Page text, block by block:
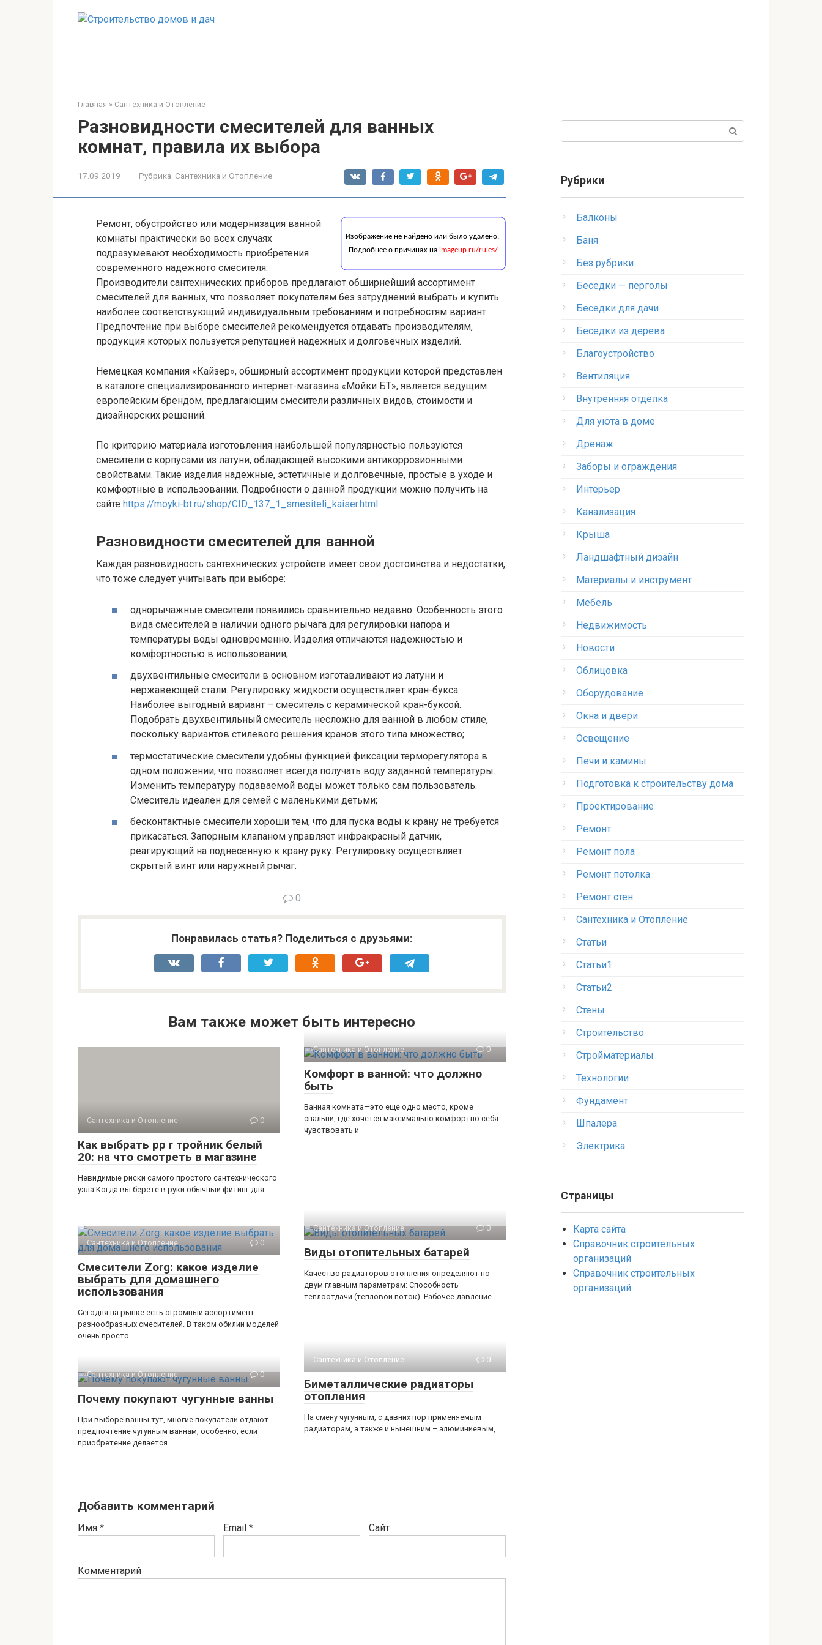
Главная » Сантехника и Отопление
Разновидности смесителей для ванных
комнат, правила их выбора
17.09.2019 Рубрика: Сантехника и Отопление
Ремонт, обустройство или модернизация ванной
комнаты практически во всех случаях
подразумевают необходимость приобретения
современного надежного смесителя.
Производители сантехнических приборов предлагают обширнейший ассортимент
смесителей для ванных, что позволяет покупателям без затруднений выбрать и купить
наиболее соответствующий индивидуальным требованиям и потребностям вариант.
Предпочтение при выборе смесителей рекомендуется отдавать производителям,
продукция которых пользуется репутацией надежных и долговечных изделий.
Немецкая компания «Кайзер», обширный ассортимент продукции которой представлен
в каталоге специализированного интернет-магазина «Мойки БТ», является ведущим
европейским брендом, предлагающим смесители различных видов, стоимости и
дизайнерских решений.
По критерию материала изготовления наибольшей популярностью пользуются
смесители с корпусами из латуни, обладающей высокими антикоррозионными
свойствами. Такие изделия надежные, эстетичные и долговечные, простые в уходе и
комфортные в использовании. Подробности о данной продукции можно получить на
сайте https://moyki-bt.ru/shop/CID_137_1_smesiteli_kaiser.html.
Разновидности смесителей для ванной
Каждая разновидность сантехнических устройств имеет свои достоинства и недостатки,
что тоже следует учитывать при выборе:
однорычажные смесители появились сравнительно недавно. Особенность этого
вида смесителей в наличии одного рычага для регулировки напора и
температуры воды одновременно. Изделия отличаются надежностью и
комфортностью в использовании;
двухвентильные смесители в основном изготавливают из латуни и
нержавеющей стали. Регулировку жидкости осуществляет кран-букса.
Наиболее выгодный вариант – смеситель с керамической кран-буксой.
Подобрать двухвентильный смеситель несложно для ванной в любом стиле,
поскольку вариантов стилевого решения кранов этого типа множество;
термостатические смесители удобны функцией фиксации терморегулятора в
одном положении, что позволяет всегда получать воду заданной температуры.
Изменить температуру подаваемой воды может только сам пользователь.
Смеситель идеален для семей с маленькими детьми;
бесконтактные смесители хороши тем, что для пуска воды к крану не требуется
прикасаться. Запорным клапаном управляет инфракрасный датчик,
реагирующий на поднесенную к крану руку. Регулировку осуществляет
скрытый винт или наружный рычаг.
0
Понравилась статья? Поделиться с друзьями:
Вам также может быть интересно
Сантехника и Отопление 0
Как выбрать pp r тройник белый
20: на что смотреть в магазине
Невидимые риски самого простого сантехнического
узла Когда вы берете в руки обычный фитинг для
Сантехника и Отопление 0
Комфорт в ванной: что должно
быть
Ванная комната—это еще одно место, кроме
спальни, где хочется максимально комфортно себя
чувствовать и
Сантехника и Отопление 0
Смесители Zorg: какое изделие
выбрать для домашнего
использования
Сегодня на рынке есть огромный ассортимент
разнообразных смесителей. В таком обилии моделей
очень просто
Сантехника и Отопление 0
Виды отопительных батарей
Качество радиаторов отопления определяют по
двум главным параметрам: Способность
теплоотдачи (тепловой поток). Рабочее давление.
Сантехника и Отопление 0
Почему покупают чугунные ванны
При выборе ванны тут, многие покупатели отдают
предпочтение чугунным ваннам, особенно, если
приобретение делается
Сантехника и Отопление 0
Биметаллические радиаторы
отопления
На смену чугунным, с давних пор применяемым
радиаторам, а также и нынешним – алюминиевым,
Добавить комментарий
Имя * Email * Сайт
Комментарий
Рубрики
Балконы
Баня
Без рубрики
Беседки — перголы
Беседки для дачи
Беседки из дерева
Благоустройство
Вентиляция
Внутренняя отделка
Для уюта в доме
Дренаж
Заборы и ограждения
Интерьер
Канализация
Крыша
Ландшафтный дизайн
Материалы и инструмент
Мебель
Недвижимость
Новости
Облицовка
Оборудование
Окна и двери
Освещение
Печи и камины
Подготовка к строительству дома
Проектирование
Ремонт
Ремонт пола
Ремонт потолка
Ремонт стен
Сантехника и Отопление
Статьи
Статьи1
Статьи2
Стены
Строительство
Стройматериалы
Технологии
Фундамент
Шпалера
Электрика
Страницы
Карта сайта
Справочник строительных
организаций
Справочник строительных
организаций